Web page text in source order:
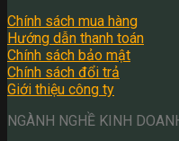
Chính sách mua hàng
Hướng dẫn thanh toán
Chính sách bảo mật
Chính sách đổi trả
Giới thiệu công ty
NGÀNH NGHỀ KINH